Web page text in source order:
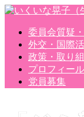
委員会質疑
外交・国際
政策・取り
プロフィール
党員募集